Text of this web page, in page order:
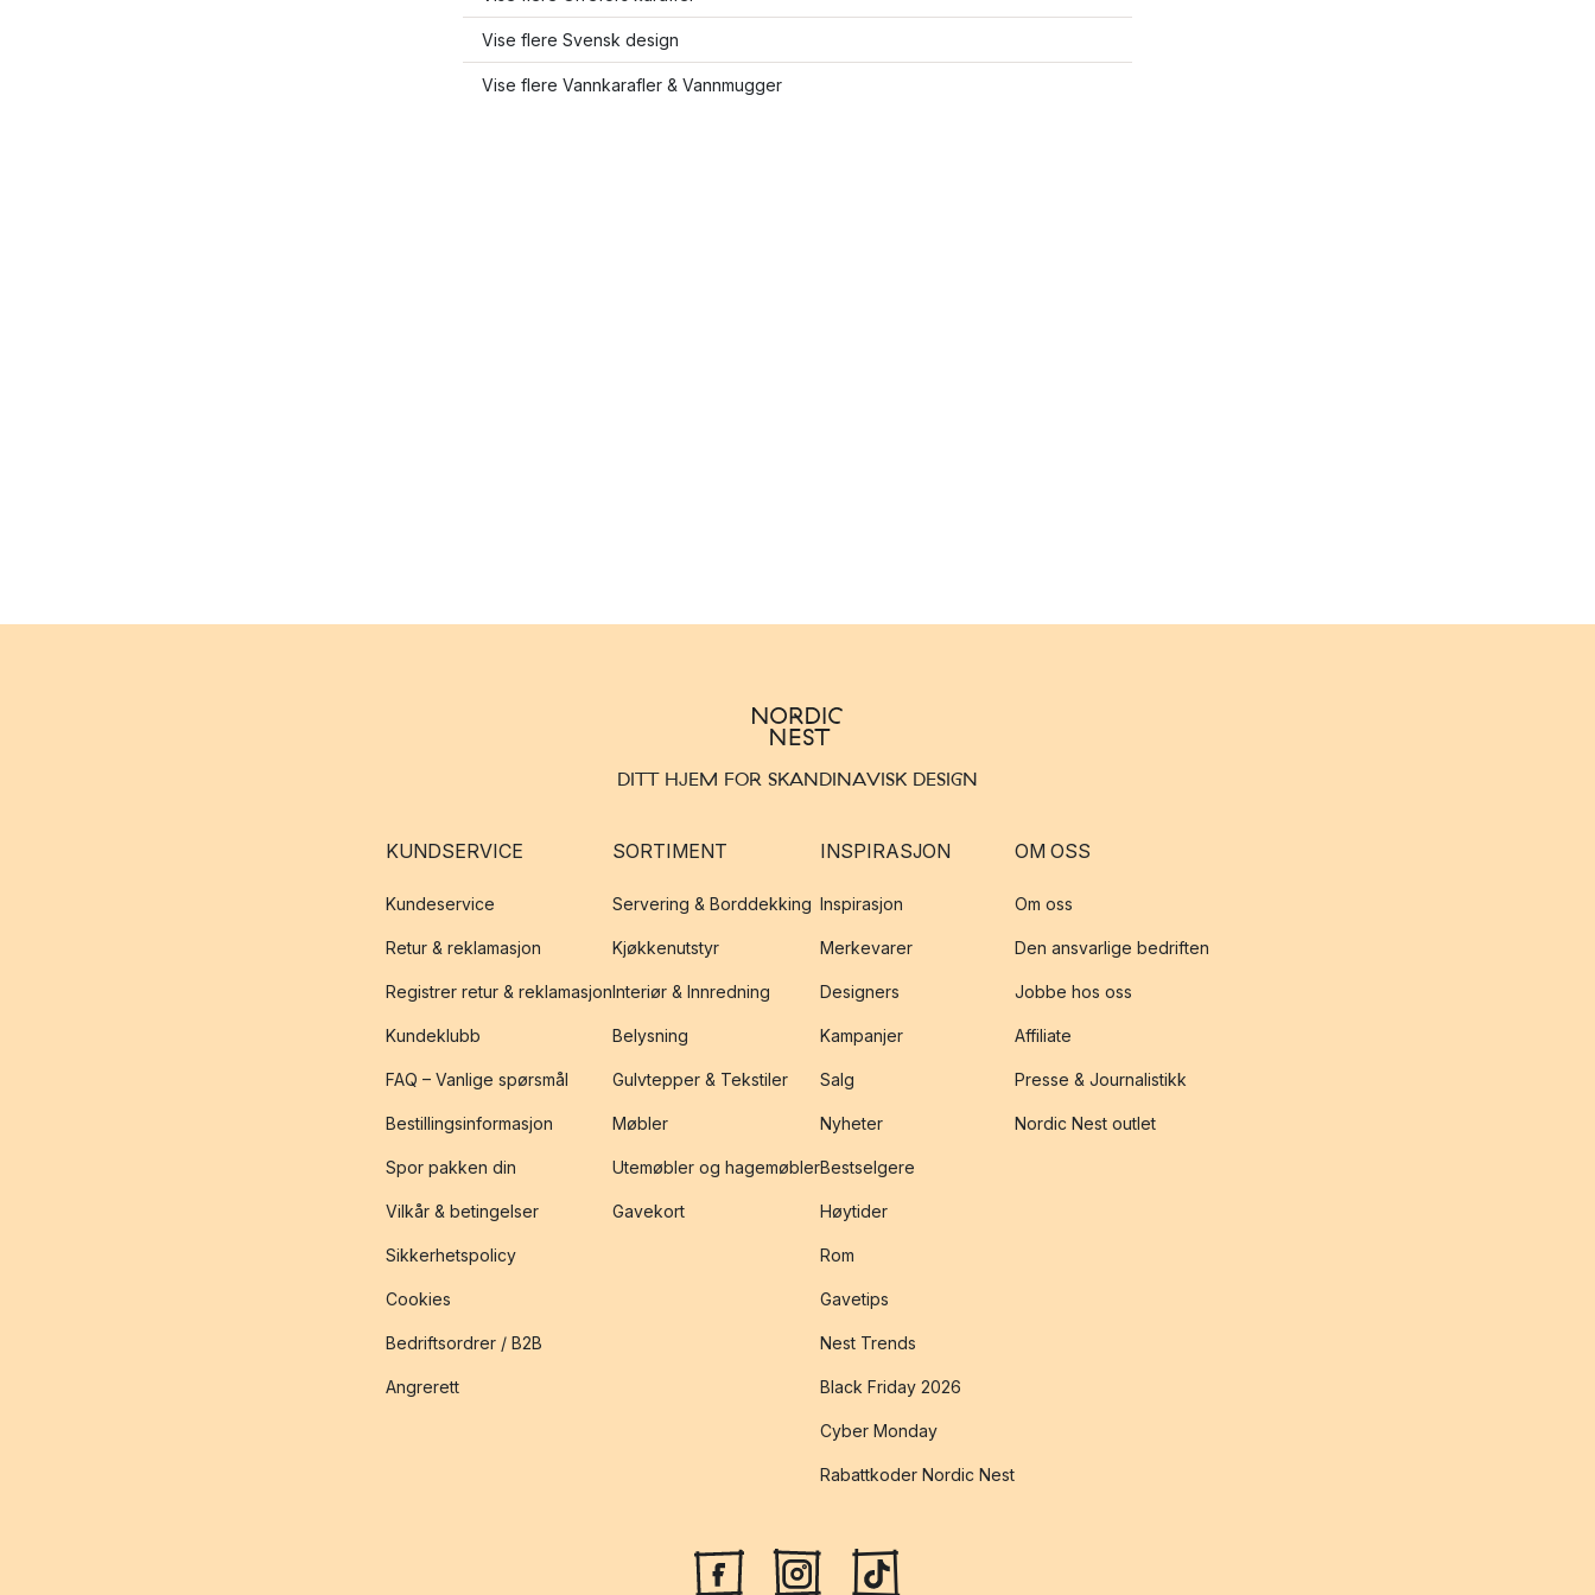
Vise flere Svensk design
Vise flere Vannkarafler & Vannmugger
DITT HJEM FOR SKANDINAVISK DESIGN
KUNDSERVICE
Kundeservice
Retur & reklamasjon
Registrer retur & reklamasjon
Kundeklubb
FAQ – Vanlige spørsmål
Bestillingsinformasjon
Spor pakken din
Vilkår & betingelser
Sikkerhetspolicy
Cookies
Bedriftsordrer / B2B
Angrerett
SORTIMENT
Servering & Borddekking
Kjøkkenutstyr
Interiør & Innredning
Belysning
Gulvtepper & Tekstiler
Møbler
Utemøbler og hagemøbler
Gavekort
INSPIRASJON
Inspirasjon
Merkevarer
Designers
Kampanjer
Salg
Nyheter
Bestselgere
Høytider
Rom
Gavetips
Nest Trends
Black Friday 2026
Cyber Monday
Rabattkoder Nordic Nest
OM OSS
Om oss
Den ansvarlige bedriften
Jobbe hos oss
Affiliate
Presse & Journalistikk
Nordic Nest outlet